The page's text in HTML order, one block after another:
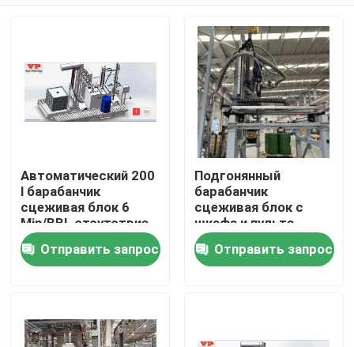
Дом
Продукты
О нас
Автоматический 200
l барабанчик
сцеживая блок 6
Min/BBL отсутствие
перекрестного
загрязнения
Отправить запрос
Подгонянный
барабанчик
сцеживая блок с
шкафа и пульта
управления
переключателя
Отправить запрос